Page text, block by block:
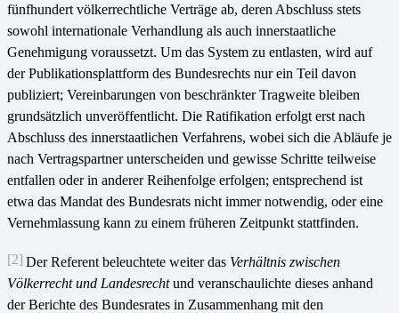
fünfhundert völkerrechtliche Verträge ab, deren Abschluss stets
sowohl internationale Verhandlung als auch innerstaatliche
Genehmigung voraussetzt. Um das System zu entlasten, wird auf
der Publikationsplattform des Bundesrechts nur ein Teil davon
publiziert; Vereinbarungen von beschränkter Tragweite bleiben
grundsätzlich unveröffentlicht. Die Ratifikation erfolgt erst nach
Abschluss des innerstaatlichen Verfahrens, wobei sich die Abläufe je
nach Vertragspartner unterscheiden und gewisse Schritte teilweise
entfallen oder in anderer Reihenfolge erfolgen; entsprechend ist
etwa das Mandat des Bundesrats nicht immer notwendig, oder eine
Vernehmlassung kann zu einem früheren Zeitpunkt stattfinden.
[2] Der Referent beleuchtete weiter das Verhältnis zwischen
Völkerrecht und Landesrechtund veranschaulichte dieses anhand
der Berichte des Bundesrates in Zusammenhang mit den